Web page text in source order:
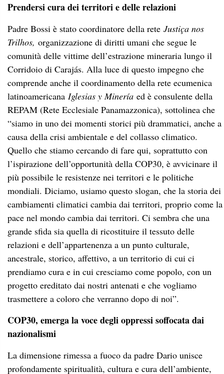
Prendersi cura dei territori e delle relazioni
Padre Bossi è stato coordinatore della rete Justiça nos
Trilhos, organizzazione di diritti umani che segue le
comunità delle vittime dell’estrazione mineraria lungo il
Corridoio di Carajás. Alla luce di questo impegno che
comprende anche il coordinamento della rete ecumenica
latinoamericana Iglesias y Minería ed è consulente della
REPAM (Rete Ecclesiale Panamazzonica), sottolinea che
“siamo in uno dei momenti storici più drammatici, anche a
causa della crisi ambientale e del collasso climatico.
Quello che stiamo cercando di fare qui, soprattutto con
l’ispirazione dell’opportunità della COP30, è avvicinare il
più possibile le resistenze nei territori e le politiche
mondiali. Diciamo, usiamo questo slogan, che la storia dei
cambiamenti climatici cambia dai territori, proprio come la
pace nel mondo cambia dai territori. Ci sembra che una
grande sfida sia quella di ricostituire il tessuto delle
relazioni e dell’appartenenza a un punto culturale,
ancestrale, storico, affettivo, a un territorio di cui ci
prendiamo cura e in cui cresciamo come popolo, con un
progetto ereditato dai nostri antenati e che vogliamo
trasmettere a coloro che verranno dopo di noi”.
COP30, emerga la voce degli oppressi soffocata dai
nazionalismi
La dimensione rimessa a fuoco da padre Dario unisce
profondamente spiritualità, cultura e cura dell’ambiente,